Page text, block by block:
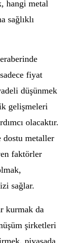
hangi metal
sağlıklı
fiyat
düşünmek
gelişmeleri
olacaktır.
dostu metaller
faktörler
sağlar.
kurmak da
şirketleri
piyasada